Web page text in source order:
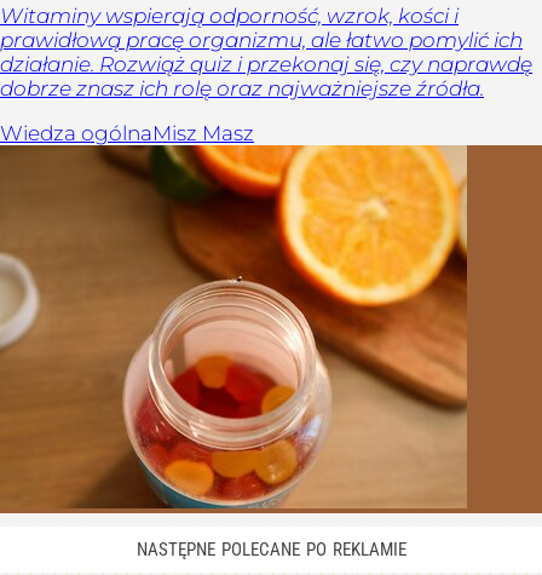
Witaminy wspierają odporność, wzrok, kości i
prawidłową pracę organizmu, ale łatwo pomylić ich
działanie. Rozwiąż quiz i przekonaj się, czy naprawdę
dobrze znasz ich rolę oraz najważniejsze źródła.
Wiedza ogólnaMisz Masz